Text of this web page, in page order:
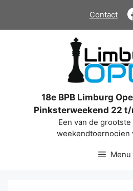
de
Contact
18e BPB Limburg
Pinksterweekend 22
Een van de
weekendtoernooien
Menu